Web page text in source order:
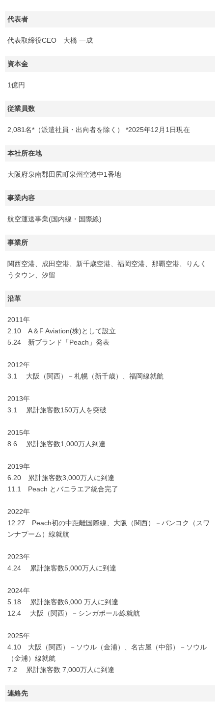
代表者
代表取締役CEO 大橋 一成
資本金
1億円
従業員数
2,081名*（派遣社員・出向者を除く） *2025年12月1日現在
本社所在地
大阪府泉南郡田尻町泉州空港中1番地
事業内容
航空運送事業(国内線・国際線)
事業所
関西空港、成田空港、新千歳空港、福岡空港、那覇空港、りんく
うタウン、汐留
沿革
2011年
2.10 A＆F Aviation(株)として設立
5.24 新ブランド「Peach」発表
2012年
3.1 大阪（関西）－札幌（新千歳）、福岡線就航
2013年
3.1 累計旅客数150万人を突破
2015年
8.6 累計旅客数1,000万人到達
2019年
6.20 累計旅客数3,000万人に到達
11.1 Peach とバニラエア統合完了
2022年
12.27 Peach初の中距離国際線、大阪（関西）－バンコク（スワ
ンナプーム）線就航
2023年
4.24 累計旅客数5,000万人に到達
2024年
5.18 累計旅客数6,000 万人に到達
12.4 大阪（関西）－シンガポール線就航
2025年
4.10 大阪（関西）－ソウル（金浦）、名古屋（中部）－ソウル
（金浦）線就航
7.2 累計旅客数 7,000万人に到達
連絡先